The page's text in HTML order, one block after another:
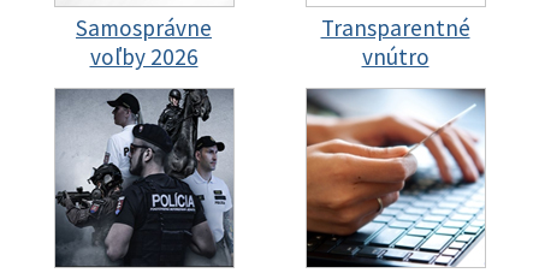
Samosprávne
voľby 2026
Transparentné
vnútro